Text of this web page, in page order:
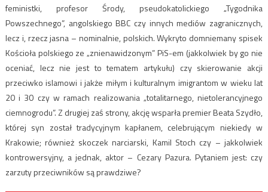
feministki, profesor Środy, pseudokatolickiego „Tygodnika
Powszechnego”, angolskiego BBC czy innych mediów zagranicznych,
lecz i, rzecz jasna – nominalnie, polskich. Wykryto domniemany spisek
Kościoła polskiego ze „znienawidzonym” PiS-em (jakkolwiek by go nie
oceniać, lecz nie jest to tematem artykułu) czy skierowanie akcji
przeciwko islamowi i jakże miłym i kulturalnym imigrantom w wieku lat
20 i 30 czy w ramach realizowania „totalitarnego, nietolerancyjnego
ciemnogrodu”. Z drugiej zaś strony, akcję wsparła premier Beata Szydło,
której syn został tradycyjnym kapłanem, celebrującym niekiedy w
Krakowie; również skoczek narciarski, Kamil Stoch czy – jakkolwiek
kontrowersyjny, a jednak, aktor – Cezary Pazura. Pytaniem jest: czy
zarzuty przeciwników są prawdziwe?